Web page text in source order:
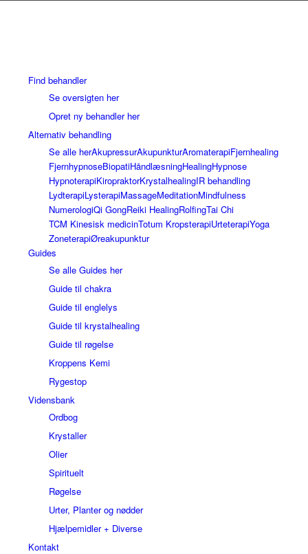
Find behandler
Se oversigten her
Opret ny behandler her
Alternativ behandling
Se alle herAkupressurAkupunkturAromaterapiFjernhealing
FjernhypnoseBiopatiHåndlæsningHealingHypnose
HypnoterapiKiropraktorKrystalhealingIR behandling
LydterapiLysterapiMassageMeditationMindfulness
NumerologiQi GongReiki HealingRolfingTai Chi
TCM Kinesisk medicinTotum KropsterapiUrteterapiYoga
ZoneterapiØreakupunktur
Guides
Se alle Guides her
Guide til chakra
Guide til englelys
Guide til krystalhealing
Guide til røgelse
Kroppens Kemi
Rygestop
Vidensbank
Ordbog
Krystaller
Olier
Spirituelt
Røgelse
Urter, Planter og nødder
Hjælpemidler + Diverse
Kontakt